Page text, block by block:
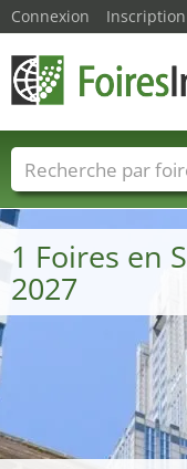
1 Foires en
2027
Connexion Inscription
Foire noms
Secteurs du